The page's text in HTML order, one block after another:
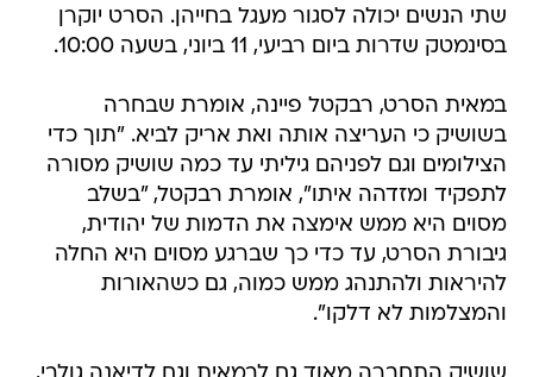
שתי הנשים יכולה לסגור מעגל בחייהן. הסרט יוקרן
בסינמטק שדרות ביום רביעי, 11 ביוני, בשעה 10:00.
במאית הסרט, רבקטל פיינה, אומרת שבחרה
בשושיק כי העריצה אותה ואת אריק לביא. "תוך כדי
הצילומים וגם לפניהם גיליתי עד כמה שושיק מסורה
לתפקיד ומזדהה איתו", אומרת רבקטל, "בשלב
מסוים היא ממש אימצה את הדמות של יהודית,
גיבורת הסרט, עד כדי כך שברגע מסוים היא החלה
להיראות ולהתנהג ממש כמוה, גם כשהאורות
והמצלמות לא דלקו".